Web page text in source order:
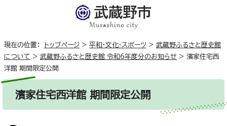
現在の位置： トップページ > 平和・文化・スポーツ > 武蔵野ふるさと歴史館
について
> 武蔵野ふるさと歴史館 令和6年度分のお知らせ > 濱家住宅西
洋館 期間限定公開
濱家住宅西洋館 期間限定公開